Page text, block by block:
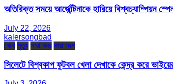
অতিরিক্ত সময়ে আর্জেন্টিনাকে হারিয়ে বিশ্বচ্যাম্পিয়ন
July 22, 2026
kalersongbad
খেলা মৃত্যু সারা খবর সারা দেশ
সিলেটে বিশ্বকাপ ফুটবল খেলা দেখাকে কেন্দ্র করে